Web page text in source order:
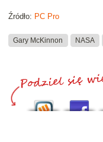
Źródło: PC Pro
Gary McKinnon NASA